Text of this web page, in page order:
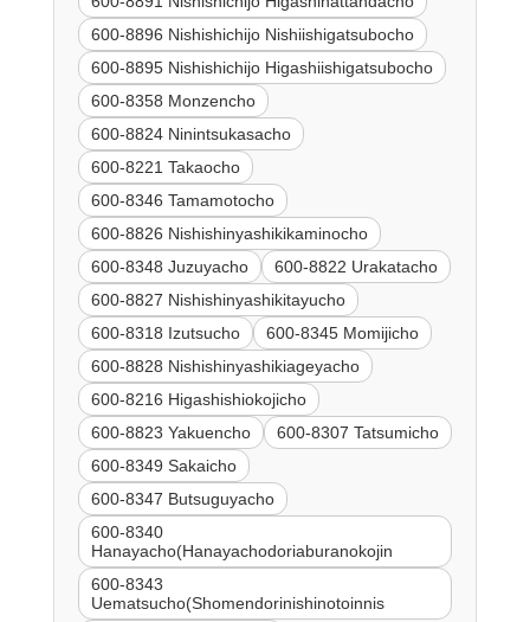
600-8896 Nishishichijo Nishiishigatsubocho
600-8895 Nishishichijo Higashiishigatsubocho
600-8358 Monzencho
600-8824 Ninintsukasacho
600-8221 Takaocho
600-8346 Tamamotocho
600-8826 Nishishinyashikikaminocho
600-8348 Juzuyacho
600-8822 Urakatacho
600-8827 Nishishinyashikitayucho
600-8318 Izutsucho
600-8345 Momijicho
600-8828 Nishishinyashikiageyacho
600-8216 Higashishiokojicho
600-8823 Yakuencho
600-8307 Tatsumicho
600-8349 Sakaicho
600-8347 Butsuguyacho
600-8340
Hanayacho(Hanayachodoriaburanokojin
600-8343
Uematsucho(Shomendorinishinotoinnis